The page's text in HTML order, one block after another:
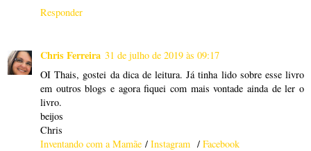
Responder
Chris Ferreira 31 de julho de 2019 às 09:17
OI Thais, gostei da dica de leitura. Já tinha lido sobre esse livro
em outros blogs e agora fiquei com mais vontade ainda de ler o
livro.
beijos
Chris
Inventando com a Mamãe / Instagram / Facebook